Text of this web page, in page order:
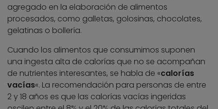
agregado en la elaboración de alimentos
procesados, como galletas, golosinas, chocolates,
gelatinas o bollería.
Cuando los alimentos que consumimos suponen
una ingesta alta de calorías que no se acompañan
de nutrientes interesantes, se habla de «calorías
vacías«. La recomendación para personas de entre
2 y 18 años es que las calorías vacías ingeridas